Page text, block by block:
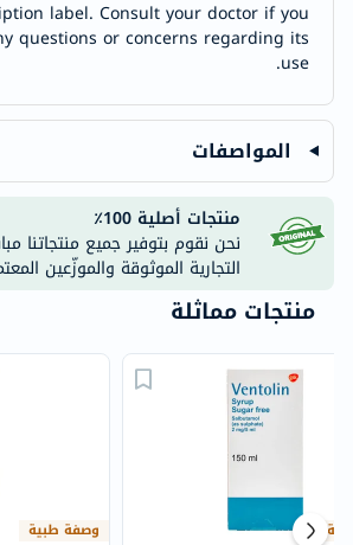
label. Consult your doctor if you
questions or concerns regarding its
use.
المواصفات
منتجات أصلية 100٪
نحن نقوم بتوفير جميع منتجاتنا
التجارية الموثوقة والموزّعين
منتجات مماثلة
وصفة طبية